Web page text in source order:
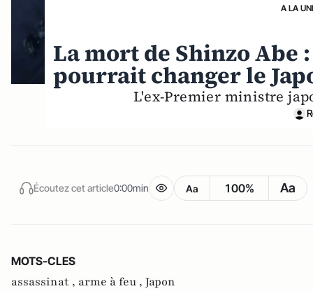
A LA
La mort de Shinzo
pourrait changer le
L'ex-Premier ministre
Écoutez cet article0:00min Aa 100% Aa
MOTS-CLES
assassinat , arme à feu , Japon